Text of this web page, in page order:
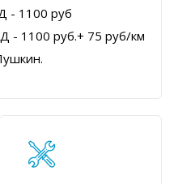
- 1100 руб
- 1100 руб.+ 75 руб/км